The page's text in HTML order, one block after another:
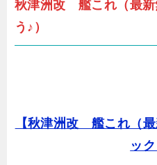
秋津洲改 艦これ（最新
う♪）
【秋津洲改 艦これ（
ック